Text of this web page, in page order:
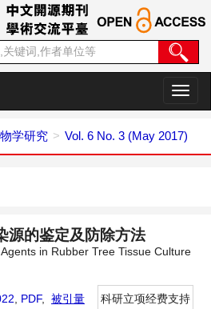
切
换
航
学研究 Vol. 6 No. 3 (May 2017)
源的鉴定及防除方法
in Rubber Tree Tissue Culture
PDF, 被引量
科研立项经费支持